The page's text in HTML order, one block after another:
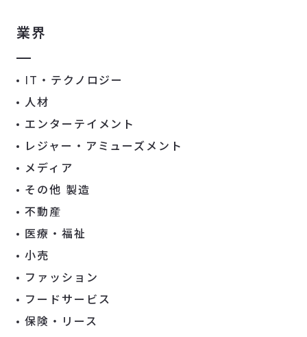
業界
IT・テクノロジー
人材
エンターテイメント
レジャー・アミューズメント
メディア
その他 製造
不動産
医療・福祉
小売
ファッション
フードサービス
保険・リース